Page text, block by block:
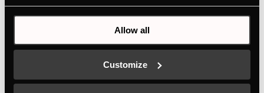
Allow all
Customize